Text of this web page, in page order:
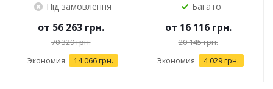
Під замовлення
от 56 263 грн.
70 329 грн.
Экономия 14 066 грн.
Багато
от 16 116 грн.
20 145 грн.
Экономия 4 029 грн.